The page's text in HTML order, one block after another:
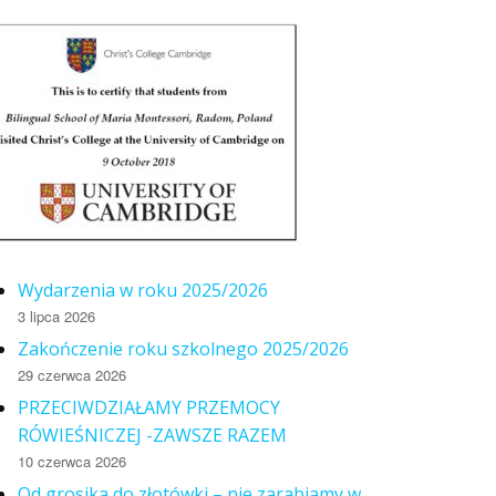
Wydarzenia w roku 2025/2026
3 lipca 2026
Zakończenie roku szkolnego 2025/2026
29 czerwca 2026
PRZECIWDZIAŁAMY PRZEMOCY
RÓWIEŚNICZEJ -ZAWSZE RAZEM
10 czerwca 2026